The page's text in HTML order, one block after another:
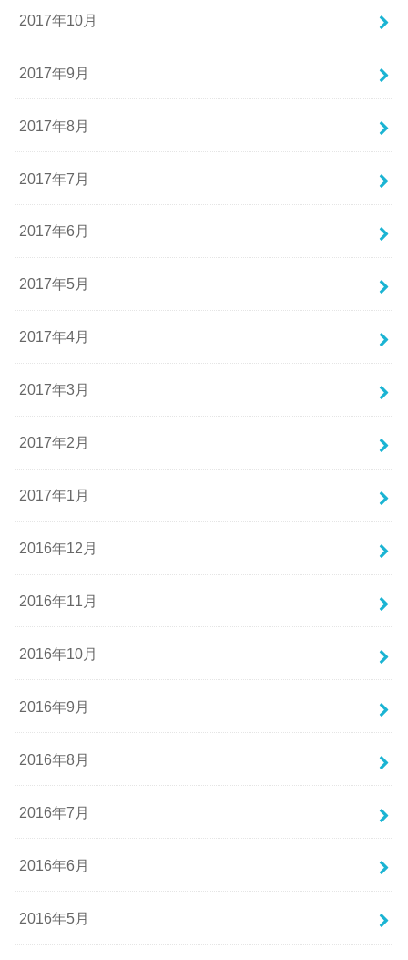
2017年10月
2017年9月
2017年8月
2017年7月
2017年6月
2017年5月
2017年4月
2017年3月
2017年2月
2017年1月
2016年12月
2016年11月
2016年10月
2016年9月
2016年8月
2016年7月
2016年6月
2016年5月